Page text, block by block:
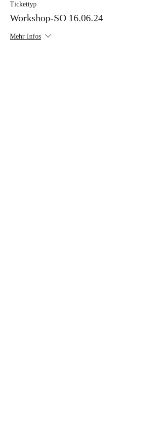
Tickettyp
Workshop-SO 16.06.24
Mehr Infos